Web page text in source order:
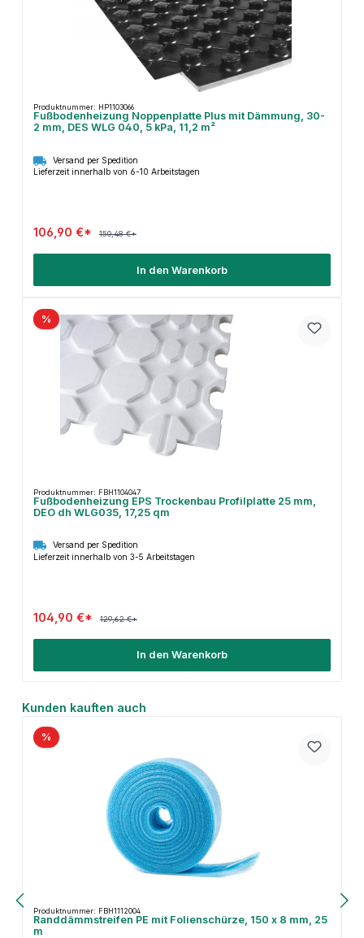
Produktnummer: HP1103066
Fußbodenheizung Noppenplatte Plus mit Dämmung, 30-
2 mm, DES WLG 040, 5 kPa, 11,2 m²
Versand per Spedition
Lieferzeit innerhalb von 6-10 Arbeitstagen
106,90 €* 150,48 €*
In den Warenkorb
%
Produktnummer: FBH1104047
Fußbodenheizung EPS Trockenbau Profilplatte 25 mm,
DEO dh WLG035, 17,25 qm
Versand per Spedition
Lieferzeit innerhalb von 3-5 Arbeitstagen
104,90 €* 129,62 €*
In den Warenkorb
Produktgalerie überspringen
Kunden kauften auch
%
Produktnummer: FBH1112004
Randdämmstreifen PE mit Folienschürze, 150 x 8 mm, 25
m